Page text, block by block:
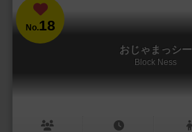
No.18
おじゃまっシー
Block Ness